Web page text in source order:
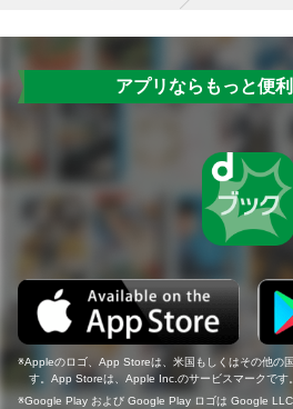
アプリならもっと便
Appleのロゴ、App Storeは、米国もしくはその他の
す。App Storeは、Apple Inc.のサービスマークです。
Google Play および Google Play ロゴは Google LLC